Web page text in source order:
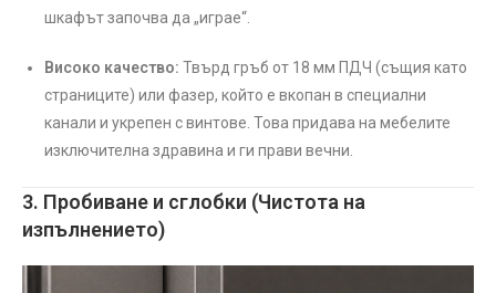
шкафът започва да „играе“.
Високо качество: Твърд гръб от 18 мм ПДЧ (същия като
страниците) или фазер, който е вкопан в специални
канали и укрепен с винтове. Това придава на мебелите
изключителна здравина и ги прави вечни.
3. Пробиване и сглобки (Чистота на
изпълнението)